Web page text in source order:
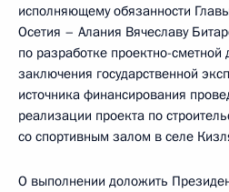
исполняющему обязанности
Осетия – Алания Вячеславу
по разработке проектно-
заключения государственной
источника финансирования
реализации проекта по
со спортивным залом в селе
О выполнении доложить